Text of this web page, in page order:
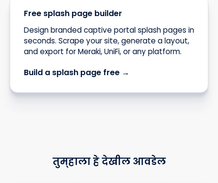
Free splash page builder
Design branded captive portal splash pages in
seconds. Scrape your site, generate a layout,
and export for Meraki, UniFi, or any platform.
Build a splash page free →
तुम्हाला हे देखील आवडेल